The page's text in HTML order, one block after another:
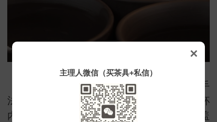
×
主理人微信（买茶具+私信）
冲泡大红袍时，建议使用悬壶高冲的手
法，将水壶高提，让水从高点向下注入茶杯
内。沸水从高处冲入茶杯时，茶叶可以在盖